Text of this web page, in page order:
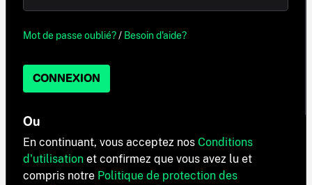
Mot de passe oublié?/ Besoin d'aide?
CONNEXION
Ou
En continuant, vous acceptez nos Conditions
d'utilisation et confirmez que vous avez lu et
compris notre Politique de protection des